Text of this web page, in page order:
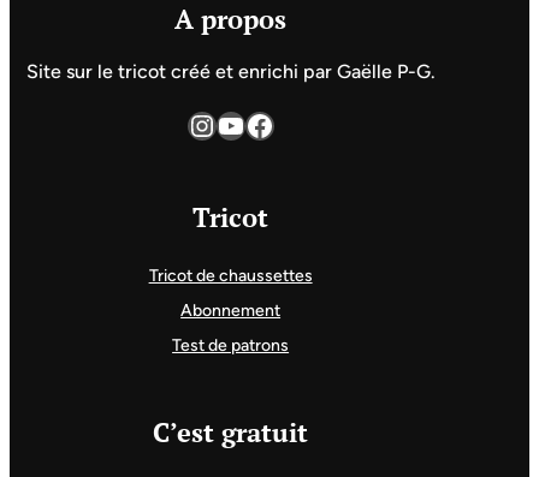
A propos
Site sur le tricot créé et enrichi par Gaëlle P-G.
InstagramYouTube Facebook
Tricot
Tricot de chaussettes
Abonnement
Test de patrons
C’est gratuit